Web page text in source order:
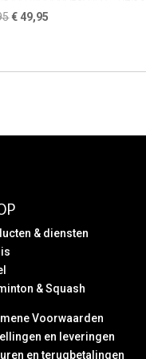
Oorspronkelijke
€ 49,95
& diensten
& Squash
Voorwaarden
en leveringen
en terugbetalingen